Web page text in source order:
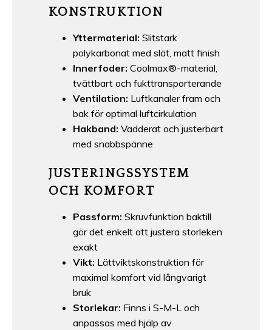
KONSTRUKTION
Yttermaterial: Slitstark
polykarbonat med slät, matt finish
Innerfoder: Coolmax®-material,
tvättbart och fukttransporterande
Ventilation: Luftkanaler fram och
bak för optimal luftcirkulation
Hakband: Vadderat och justerbart
med snabbspänne
JUSTERINGSSYSTEM
OCH KOMFORT
Passform: Skruvfunktion baktill
gör det enkelt att justera storleken
exakt
Vikt: Lättviktskonstruktion för
maximal komfort vid långvarigt
bruk
Storlekar: Finns i S-M-L och
anpassas med hjälp av